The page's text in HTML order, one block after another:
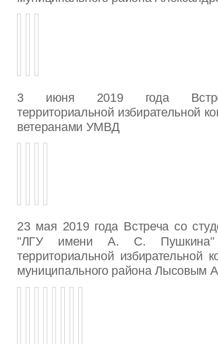
3 июня 2019 года
территориальной избирательной
ветеранами УМВД
23 мая 2019 года Встреча со
"ЛГУ имени А. С. Пушкина"
территориальной избирательной
муниципального района Лысовым